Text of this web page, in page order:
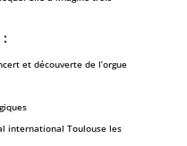
et découverte de l’orgue
international Toulouse les